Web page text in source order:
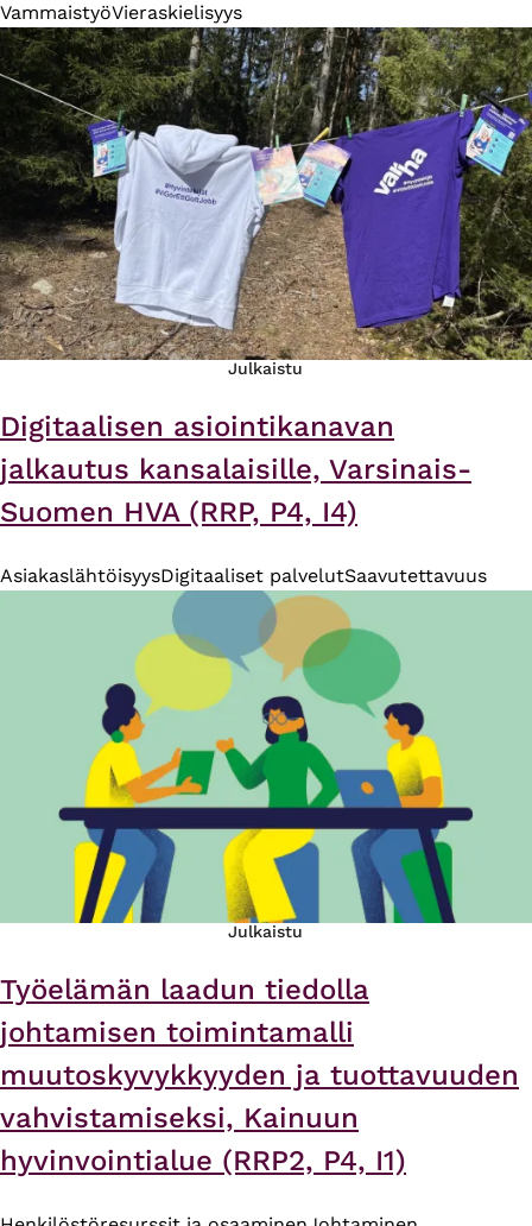
VammaistyöVieraskielisyys
Julkaistu
Digitaalisen asiointikanavan
jalkautus kansalaisille, Varsinais-
Suomen HVA (RRP, P4, I4)
AsiakaslähtöisyysDigitaaliset palvelutSaavutettavuus
Julkaistu
Työelämän laadun tiedolla
johtamisen toimintamalli
muutoskyvykkyyden ja tuottavuuden
vahvistamiseksi, Kainuun
hyvinvointialue (RRP2, P4, I1)